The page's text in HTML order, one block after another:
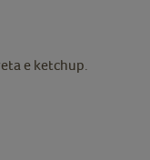
e ketchup.